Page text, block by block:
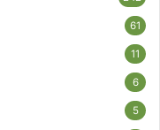
61
11
6
5